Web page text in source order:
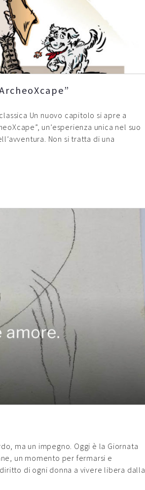
Un nuovo capitolo si apre a
un’esperienza unica nel suo
Non si tratta di una
ma un impegno. Oggi è la Giornata
un momento per fermarsi e
di ogni donna a vivere libera dalla